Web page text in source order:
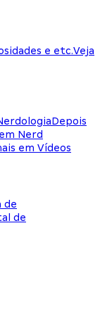
e etc.Veja
Depois
Nerd
em Vídeos
de
de